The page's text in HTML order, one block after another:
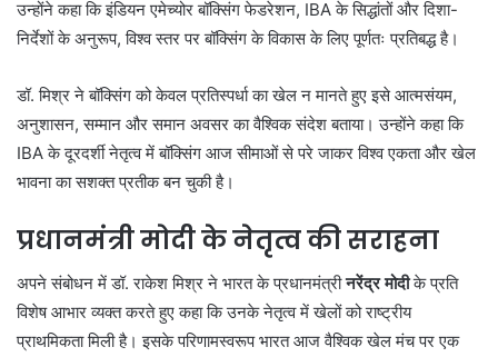
उन्होंने कहा कि इंडियन एमेच्योर बॉक्सिंग फेडरेशन, IBA के सिद्धांतों और दिशा-
निर्देशों के अनुरूप, विश्व स्तर पर बॉक्सिंग के विकास के लिए पूर्णतः प्रतिबद्ध है।
डॉ. मिश्र ने बॉक्सिंग को केवल प्रतिस्पर्धा का खेल न मानते हुए इसे आत्मसंयम,
अनुशासन, सम्मान और समान अवसर का वैश्विक संदेश बताया। उन्होंने कहा कि
IBA के दूरदर्शी नेतृत्व में बॉक्सिंग आज सीमाओं से परे जाकर विश्व एकता और खेल
भावना का सशक्त प्रतीक बन चुकी है।
प्रधानमंत्री मोदी के नेतृत्व की सराहना
अपने संबोधन में डॉ. राकेश मिश्र ने भारत के प्रधानमंत्रीनरेंद्र मोदीके प्रति
विशेष आभार व्यक्त करते हुए कहा कि उनके नेतृत्व में खेलों को राष्ट्रीय
प्राथमिकता मिली है। इसके परिणामस्वरूप भारत आज वैश्विक खेल मंच पर एक